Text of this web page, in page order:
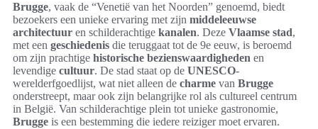
Brugge, vaak de “Venetië van het Noorden” genoemd, biedt
bezoekers een unieke ervaring met zijn middeleeuwse
architectuur en schilderachtige kanalen. Deze Vlaamse stad,
met een geschiedenis die teruggaat tot de 9e eeuw, is beroemd
om zijn prachtige historische bezienswaardigheden en
levendige cultuur. De stad staat op de UNESCO-
werelderfgoedlijst, wat niet alleen de charme van Brugge
onderstreept, maar ook zijn belangrijke rol als cultureel centrum
in België. Van schilderachtige plein tot unieke gastronomie,
Brugge is een bestemming die iedere reiziger moet ervaren.